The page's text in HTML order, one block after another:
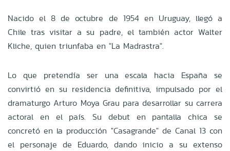
Nacido el 8 de octubre de 1954 en Uruguay, llegó a
Chile tras visitar a su padre, el también actor Walter
Kliche, quien triunfaba en "La Madrastra".
Lo que pretendía ser una escala hacia España se
convirtió en su residencia definitiva, impulsado por el
dramaturgo Arturo Moya Grau para desarrollar su carrera
actoral en el país. Su debut en pantalla chica se
concretó en la producción "Casagrande" de Canal 13 con
el personaje de Eduardo, dando inicio a su extenso